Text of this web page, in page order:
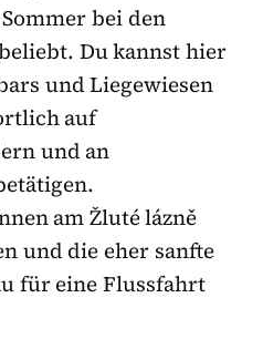
bei den
Du kannst hier
und Liegewiesen
auf
und an
am Žluté lázně
und die eher sanfte
für eine Flussfahrt